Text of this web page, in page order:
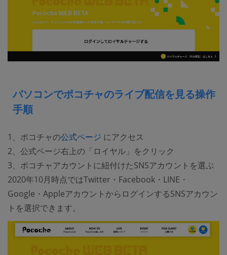
パソコンでポコチャのライブ配信を見る操作
手順
1、ポコチャの公式ページ (opens new window)
にアクセス
2、公式ページ右上の「ロイヤル」をクリック
3、ポコチャアカウントに紐付けたSNSアカウントを選ぶ
2020年10月時点ではTwitter・Facebook・LINE・
Google・AppleアカウントからログインするSNSアカウン
トを選択できます。